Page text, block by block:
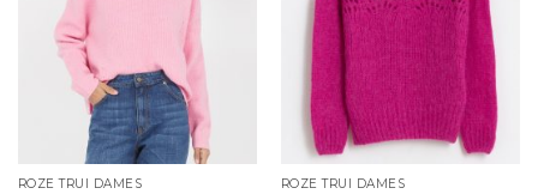
ROZE TRUI DAMES ROZE TRUI DAMES